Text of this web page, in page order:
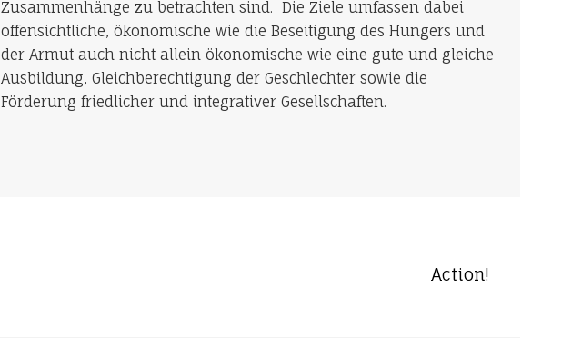
Zusammenhänge zu betrachten sind. Die Ziele umfassen dabei
offensichtliche, ökonomische wie die Beseitigung des Hungers und
der Armut auch nicht allein ökonomische wie eine gute und gleiche
Ausbildung, Gleichberechtigung der Geschlechter sowie die
Förderung friedlicher und integrativer Gesellschaften.
Action!